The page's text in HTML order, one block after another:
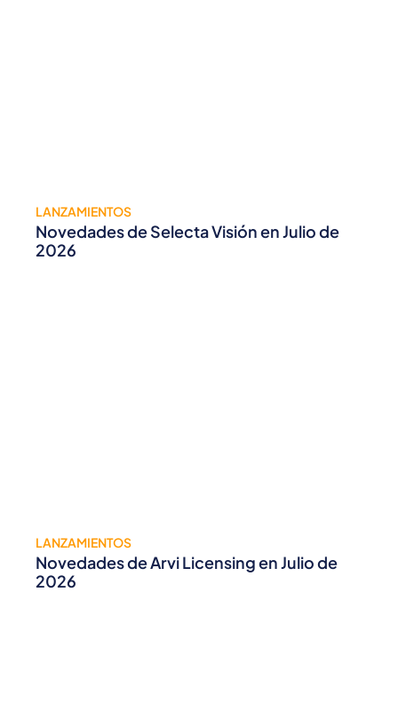
LANZAMIENTOS
Novedades de Selecta Visión en Julio de
2026
LANZAMIENTOS
Novedades de Arvi Licensing en Julio de
2026